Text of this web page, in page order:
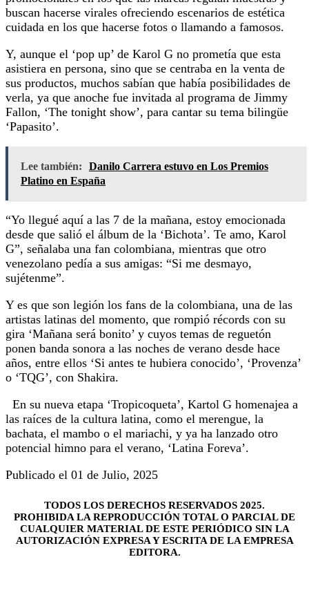
buscan hacerse virales ofreciendo escenarios de estética
cuidada en los que hacerse fotos o llamando a famosos.
Y, aunque el ‘pop up’ de Karol G no prometía que esta
asistiera en persona, sino que se centraba en la venta de
sus productos, muchos sabían que había posibilidades de
verla, ya que anoche fue invitada al programa de Jimmy
Fallon, ‘The tonight show’, para cantar su tema bilingüe
‘Papasito’.
Lee también:
Danilo Carrera estuvo en Los Premios
Platino en España
“Yo llegué aquí a las 7 de la mañana, estoy emocionada
desde que salió el álbum de la ‘Bichota’. Te amo, Karol
G”, señalaba una fan colombiana, mientras que otro
venezolano pedía a sus amigas: “Si me desmayo,
sujétenme”.
Y es que son legión los fans de la colombiana, una de las
artistas latinas del momento, que rompió récords con su
gira ‘Mañana será bonito’ y cuyos temas de reguetón
ponen banda sonora a las noches de verano desde hace
años, entre ellos ‘Si antes te hubiera conocido’, ‘Provenza’
o ‘TQG’, con Shakira.
En su nueva etapa ‘Tropicoqueta’, Kartol G homenajea a
las raíces de la cultura latina, como el merengue, la
bachata, el mambo o el mariachi, y ya ha lanzado otro
potencial himno para el verano, ‘Latina Foreva’.
Publicado el 01 de Julio, 2025
TODOS LOS DERECHOS RESERVADOS 2025.
PROHIBIDA LA REPRODUCCIÓN TOTAL O PARCIAL DE
CUALQUIER MATERIAL DE ESTE PERIÓDICO SIN LA
AUTORIZACIÓN EXPRESA Y ESCRITA DE LA EMPRESA
EDITORA.